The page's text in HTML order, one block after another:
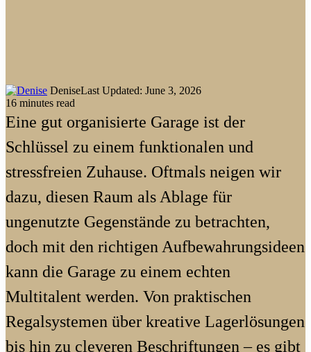
DeniseLast Updated: June 3, 2026
16 minutes read
Eine gut organisierte Garage ist der
Schlüssel zu einem funktionalen und
stressfreien Zuhause. Oftmals neigen wir
dazu, diesen Raum als Ablage für
ungenutzte Gegenstände zu betrachten,
doch mit den richtigen Aufbewahrungsideen
kann die Garage zu einem echten
Multitalent werden. Von praktischen
Regalsystemen über kreative Lagerlösungen
bis hin zu cleveren Beschriftungen – es gibt